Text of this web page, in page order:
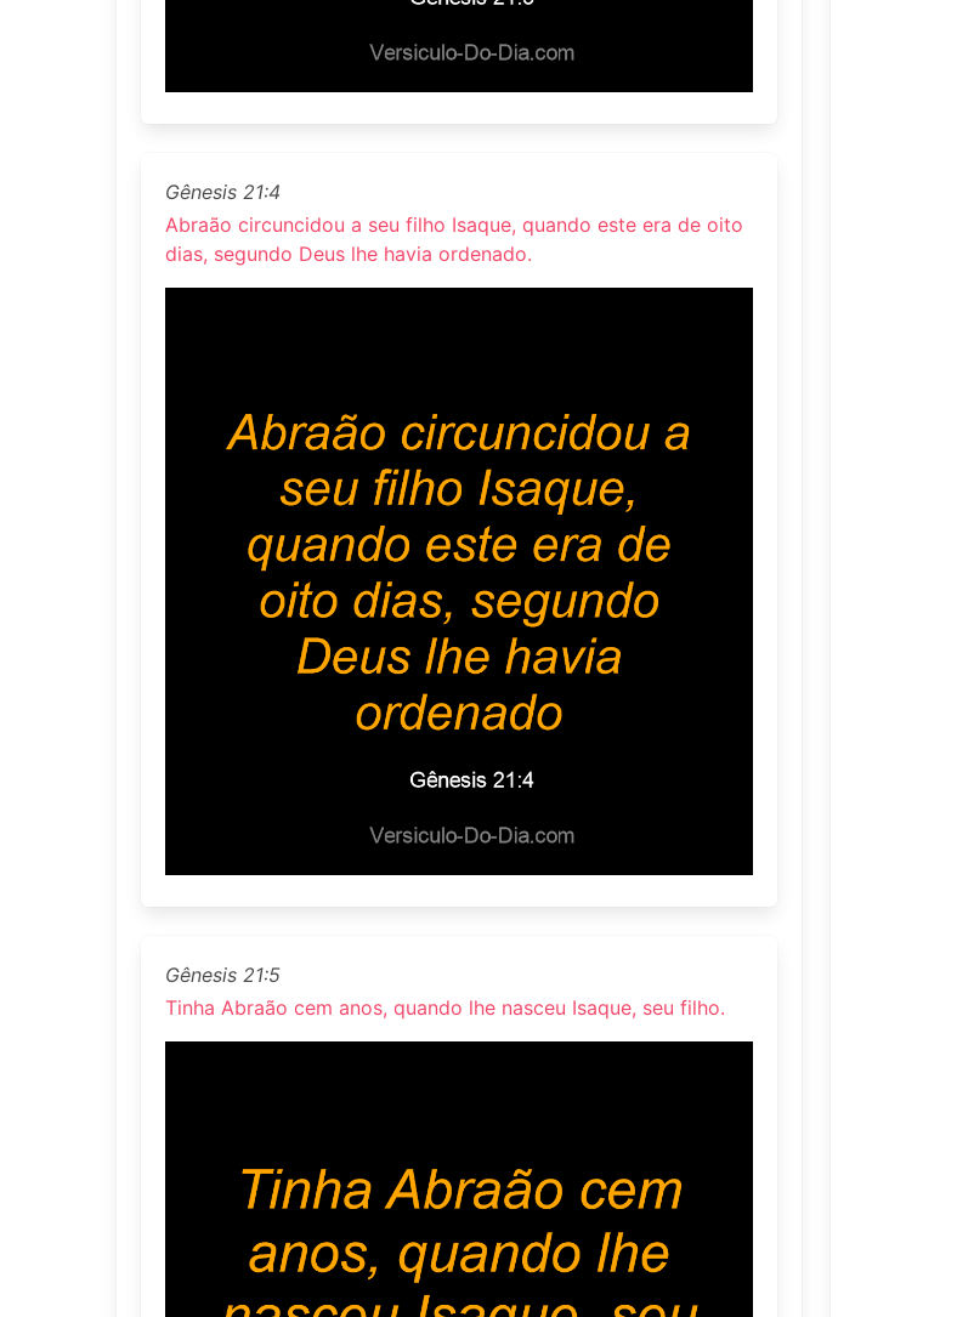
Gênesis 21:4
Abraão circuncidou a seu filho Isaque, quando este era de oito
dias, segundo Deus lhe havia ordenado.
Gênesis 21:5
Tinha Abraão cem anos, quando lhe nasceu Isaque, seu filho.